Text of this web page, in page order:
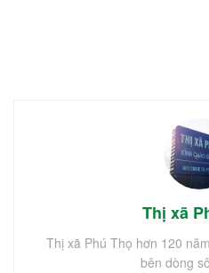
Thị xã
Thị xã Phú Thọ hơn 120
bên dòng